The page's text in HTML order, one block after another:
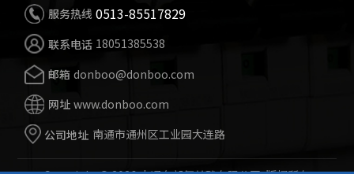
服务热线 0513-85517829
联系电话 18051385538
邮箱 donboo@donboo.com
网址 www.donboo.com
公司地址 南通市通州区工业园大连路